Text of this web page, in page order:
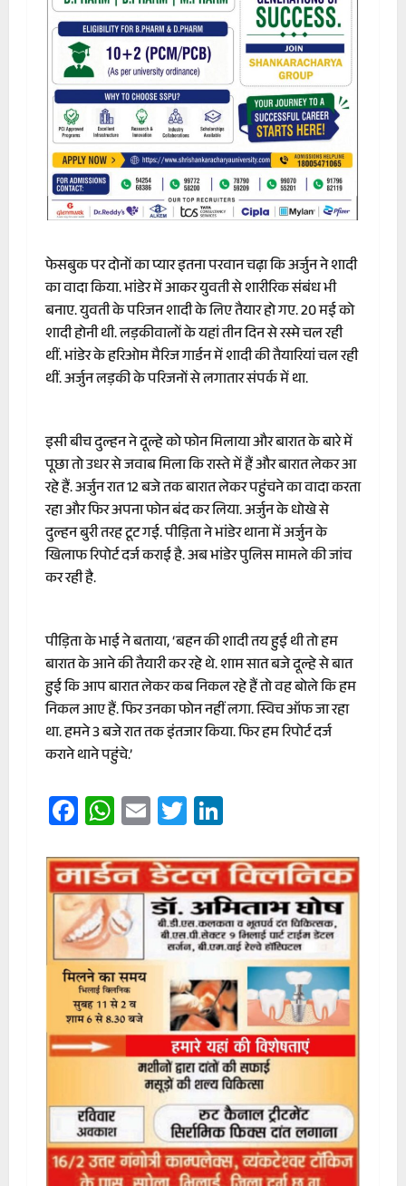
फेसबुक पर दोनों का प्यार इतना परवान चढ़ा कि अर्जुन ने शादी
का वादा किया. भांडेर में आकर युवती से शारीरिक संबंध भी
बनाए. युवती के परिजन शादी के लिए तैयार हो गए. 20 मई को
शादी होनी थी. लड़कीवालों के यहां तीन दिन से रस्मे चल रही
थीं. भांडेर के हरिओम मैरिज गार्डन में शादी की तैयारियां चल रही
थीं. अर्जुन लड़की के परिजनों से लगातार संपर्क में था.
इसी बीच दुल्हन ने दूल्हे को फोन मिलाया और बारात के बारे में
पूछा तो उधर से जवाब मिला कि रास्ते में हैं और बारात लेकर आ
रहे हैं. अर्जुन रात 12 बजे तक बारात लेकर पहुंचने का वादा करता
रहा और फिर अपना फोन बंद कर लिया. अर्जुन के धोखे से
दुल्हन बुरी तरह टूट गई. पीड़िता ने भांडेर थाना में अर्जुन के
खिलाफ रिपोर्ट दर्ज कराई है. अब भांडेर पुलिस मामले की जांच
कर रही है.
पीड़िता के भाई ने बताया, ‘बहन की शादी तय हुई थी तो हम
बारात के आने की तैयारी कर रहे थे. शाम सात बजे दूल्हे से बात
हुई कि आप बारात लेकर कब निकल रहे हैं तो वह बोले कि हम
निकल आए हैं. फिर उनका फोन नहीं लगा. स्विच ऑफ जा रहा
था. हमने 3 बजे रात तक इंतजार किया. फिर हम रिपोर्ट दर्ज
कराने थाने पहुंचे.’
Facebook
WhatsApp
EmailTwitter